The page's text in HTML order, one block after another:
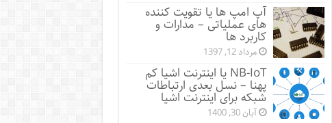
آپ امپ ها یا تقویت کننده
های عملیاتی – مدارات و
کاربرد ها
مرداد 12, 1397
NB-IoT یا اینترنت اشیا کم
پهنا – نسل بعدی ارتباطات
شبکه برای اینترنت اشیا
آبان 30, 1400